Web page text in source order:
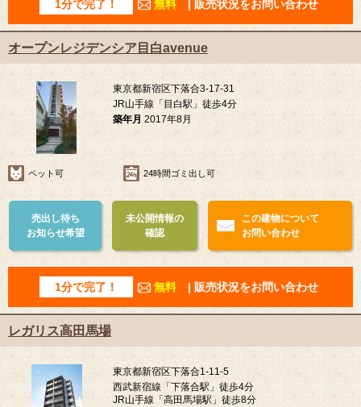
1分で完了！ 無料 | 販売状況をお問い合わせ
オープンレジデンシア目白avenue
東京都新宿区下落合3-17-31
JR山手線「目白駅」徒歩4分
築年月 2017年8月
ペット可 24時間ゴミ出し可
売出し待ち
お知らせ希望
未公開情報の
確認
この建物について
お問い合わせ
1分で完了！ 無料 | 販売状況をお問い合わせ
レガリス高田馬場
東京都新宿区下落合1-11-5
西武新宿線「下落合駅」徒歩4分
JR山手線「高田馬場駅」徒歩8分